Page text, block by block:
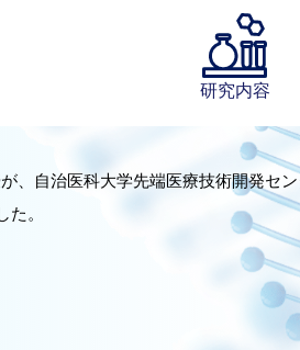
研究内容
、自治医科大学先端医療技術開発セ
。